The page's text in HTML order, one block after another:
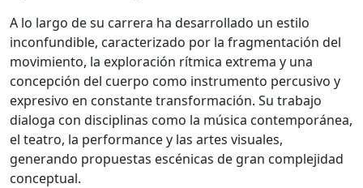
A lo largo de su carrera ha desarrollado un estilo
inconfundible, caracterizado por la fragmentación del
movimiento, la exploración rítmica extrema y una
concepción del cuerpo como instrumento percusivo y
expresivo en constante transformación. Su trabajo
dialoga con disciplinas como la música contemporánea,
el teatro, la performance y las artes visuales,
generando propuestas escénicas de gran complejidad
conceptual.